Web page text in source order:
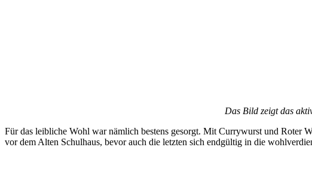
Das Bild zeigt das
Für das leibliche Wohl war nämlich bestens gesorgt. Mit Currywurst und Roter
vor dem Alten Schulhaus, bevor auch die letzten sich endgültig in die